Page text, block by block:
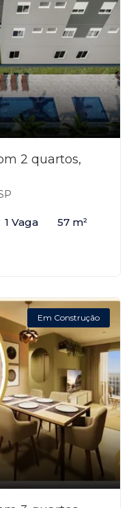
2 quartos,
1 Vaga 57 m²
Em Construção